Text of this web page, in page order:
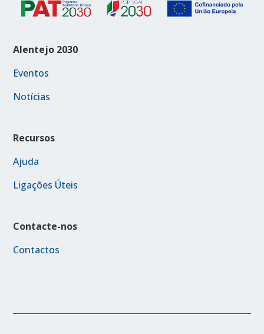
Alentejo 2030
Eventos
Notícias
Recursos
Ajuda
Ligações Úteis
Contacte-nos
Contactos